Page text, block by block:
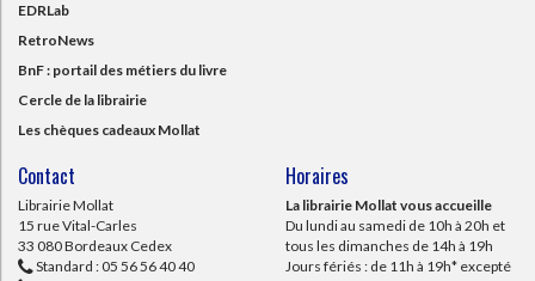
EDRLab
RetroNews
BnF : portail des métiers du livre
Cercle de la librairie
Les chèques cadeaux Mollat
Contact
Librairie Mollat
15 rue Vital-Carles
33 080 Bordeaux Cedex
Standard : 05 56 56 40 40
Horaires
La librairie Mollat vous accueille
Du lundi au samedi de 10h à 20h et
tous les dimanches de 14h à 19h
Jours fériés : de 11h à 19h* excepté